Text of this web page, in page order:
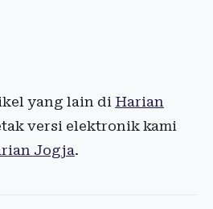
yang lain di Harian
versi elektronik kami
Jogja.